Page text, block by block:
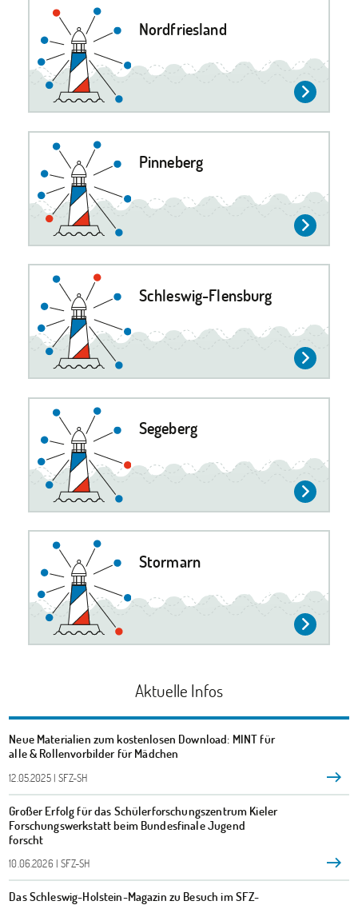
Nordfriesland
Pinneberg
Schleswig-Flensburg
Segeberg
Stormarn
Aktuelle Infos
Neue Materialien zum kostenlosen Download: MINT für
alle & Rollenvorbilder für Mädchen
12.05.2025 | SFZ-SH
Großer Erfolg für das Schülerforschungszentrum Kieler
Forschungswerkstatt beim Bundesfinale Jugend
forscht
10.06.2026 | SFZ-SH
Das Schleswig-Holstein-Magazin zu Besuch im SFZ-